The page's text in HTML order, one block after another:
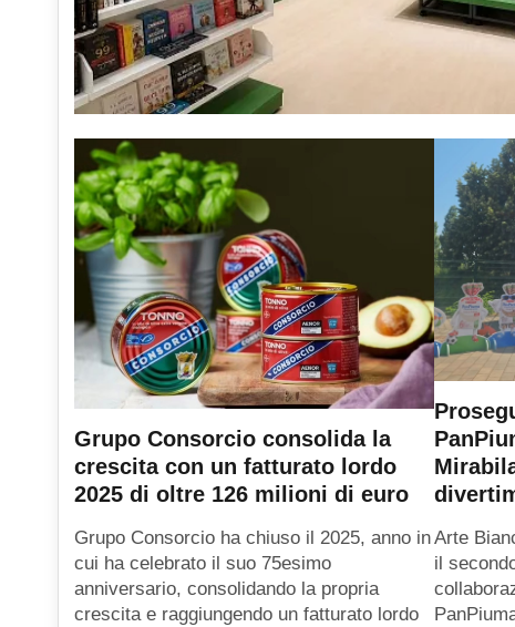
Grupo Consorcio consolida la
crescita con un fatturato lordo
2025 di oltre 126 milioni di euro
Grupo Consorcio ha chiuso il 2025, anno in
cui ha celebrato il suo 75esimo
anniversario, consolidando la propria
crescita e raggiungendo un fatturato lordo
Arte
il